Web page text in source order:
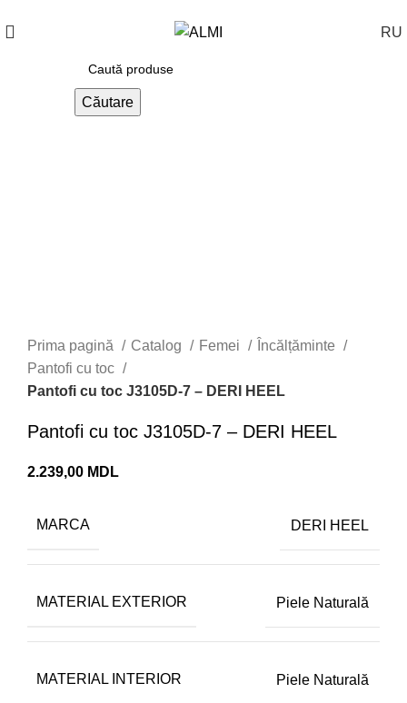
RU
Căutare
Prima pagină Catalog Femei
Încălțăminte
Pantofi cu toc
Pantofi cu toc J3105D-7 – DERI HEEL
Pantofi cu toc J3105D-7 – DERI HEEL
MDL
MARCA DERI HEEL
MATERIAL EXTERIOR Piele Naturală
MATERIAL INTERIOR Piele Naturală